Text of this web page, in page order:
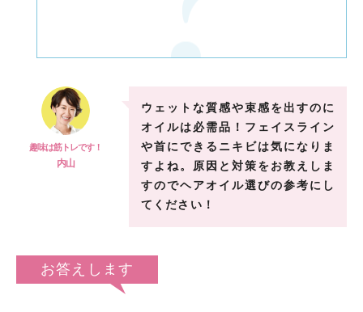
趣味は筋トレです！
内山
ウェットな質感や束感を出すのに
オイルは必需品！フェイスライン
や首にできるニキビは気になりま
すよね。原因と対策をお教えしま
すのでヘアオイル選びの参考にし
てください！
お答えします